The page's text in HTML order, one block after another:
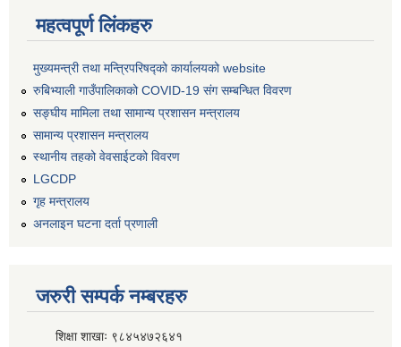
महत्वपूर्ण लिंकहरु
मुख्यमन्त्री तथा मन्त्रिपरिषद्को कार्यालयको website
रुबिभ्याली गाउँपालिकाको COVID-19 संग सम्बन्धित विवरण
सङ्‍घीय मामिला तथा सामान्य प्रशासन मन्त्रालय
सामान्य प्रशासन मन्त्रालय
स्थानीय तहको वेवसाईटको विवरण
LGCDP
गृह मन्त्रालय
अनलाइन घटना दर्ता प्रणाली
जरुरी सम्पर्क नम्बरहरु
शिक्षा शाखाः ९८४५४७२६४१